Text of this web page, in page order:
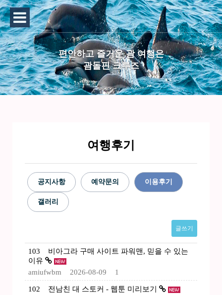
편안하고 즐거운 괌 여행은
괌돌핀 크루즈
여행후기
공지사항 예약문의 이용후기
갤러리
글쓰기
103
비아그라 구매 사이트 파워맨, 믿을 수 있는
이유
amiufwbm
2026-08-09 1
102
전남친 대 스토커 - 웹툰 미리보기